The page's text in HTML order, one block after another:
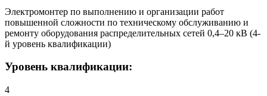
Электромонтер по выполнению и организации работ
повышенной сложности по техническому обслуживанию и
ремонту оборудования распределительных сетей 0,4–20 кВ (4-
й уровень квалификации)
Уровень квалификации:
4